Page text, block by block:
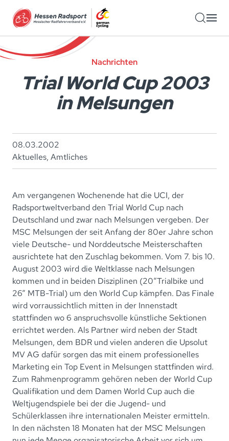
Zum Hauptinhalt springen
Nachrichten
Trial World Cup 2003
in Melsungen
08.03.2002
Aktuelles, Amtliches
Am vergangenen Wochenende hat die UCI, der
Radsportweltverband den Trial World Cup nach
Deutschland und zwar nach Melsungen vergeben. Der
MSC Melsungen der seit Anfang der 80er Jahre schon
viele Deutsche- und Norddeutsche Meisterschaften
ausrichtete hat den Zuschlag bekommen. Vom 7. bis 10.
August 2003 wird die Weltklasse nach Melsungen
kommen und in beiden Disziplinen (20“Trialbike und
26“ MTB-Trial) um den World Cup kämpfen. Das Finale
wird vorraussichtlich mitten in der Innenstadt
stattfinden wo 6 anspruchsvolle künstliche Sektionen
errichtet werden. Als Partner wird neben der Stadt
Melsungen, dem BDR und vielen anderen die Upsolut
MV AG dafür sorgen das mit einem professionelles
Marketing ein Top Event in Melsungen stattfinden wird.
Zum Rahmenprogramm gehören neben der World Cup
Qualifikation und dem Damen World Cup auch die
Weltjugendspiele bei der die Jugend- und
Schülerklassen ihre internationalen Meister ermitteln.
In den nächsten 18 Monaten hat der MSC Melsungen